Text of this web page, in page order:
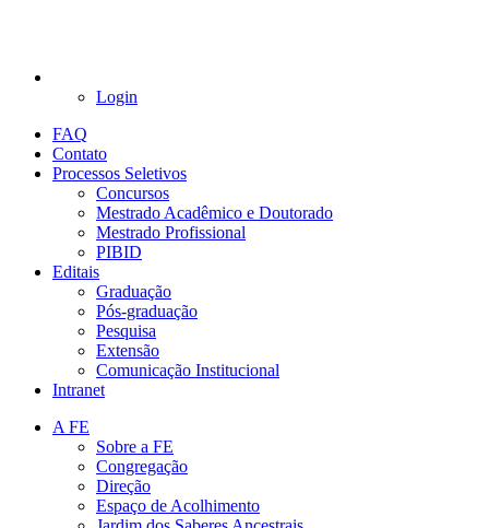
Login
FAQ
Contato
Processos Seletivos
Concursos
Mestrado Acadêmico e Doutorado
Mestrado Profissional
PIBID
Editais
Graduação
Pós-graduação
Pesquisa
Extensão
Comunicação Institucional
Intranet
A FE
Sobre a FE
Congregação
Direção
Espaço de Acolhimento